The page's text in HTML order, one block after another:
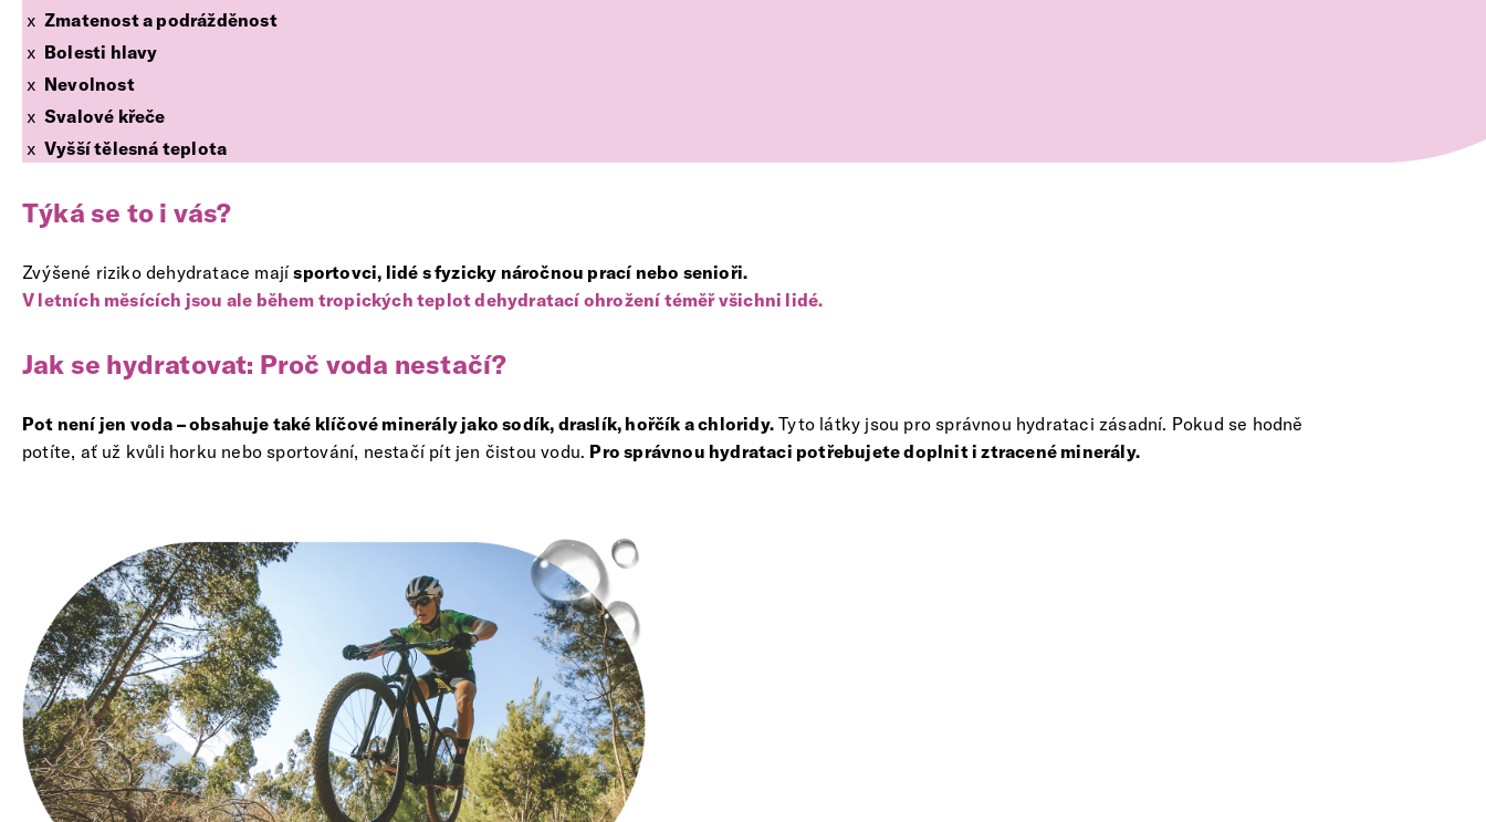
Zmatenost a podrážděnost
Bolesti hlavy
Nevolnost
Svalové křeče
Vyšší tělesná teplota
Týká se to i vás?
Zvýšené riziko dehydratace majísportovci, lidé s fyzicky náročnou prací nebo senioři.
V letních měsících jsou ale během tropických teplot dehydratací ohrožení téměř všichni lidé.
Jak se hydratovat: Proč voda nestačí?
Pot není jen voda – obsahuje také klíčové minerály jako sodík, draslík, hořčík a chloridy. Tyto látky jsou pro správnou hydrataci zásadní. Pokud se hodně
potíte, ať už kvůli horku nebo sportování, nestačí pít jen čistou vodu. Pro správnou hydrataci potřebujete doplnit i ztracené minerály.